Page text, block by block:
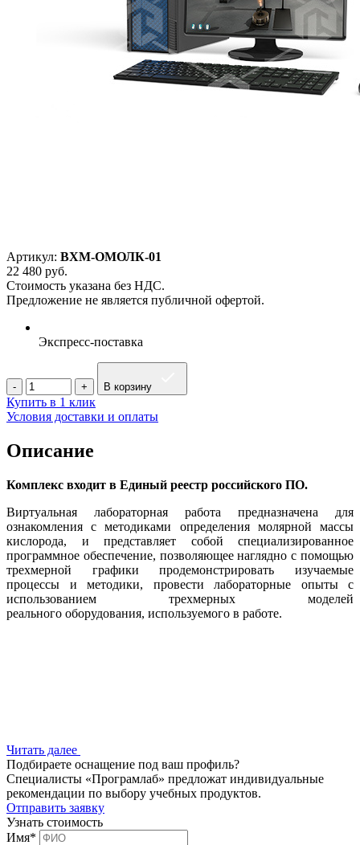
Артикул: ВХМ-ОМОЛК-01
22 480 руб.
Стоимость указана без НДС.
Предложение не является публичной офертой.
Экспресс-поставка
В корзину
Купить в 1 клик
Условия доставки и оплаты
Описание
Комплекс входит в Единый реестр российского ПО.
Виртуальная лабораторная работа предназначена для
ознакомления с методиками определения молярной массы
кислорода, и представляет собой специализированное
программное обеспечение, позволяющее наглядно с помощью
трехмерной графики продемонстрировать изучаемые
процессы и методики, провести лабораторные опыты с
использованием трехмерных моделей
реального оборудования, используемого в работе.
Читать далее
Подбираете оснащение под ваш профиль?
Специалисты «Програмлаб» предложат индивидуальные
рекомендации по выбору учебных продуктов.
Отправить заявку
Узнать стоимость
Имя*